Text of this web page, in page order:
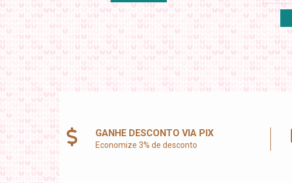
GANHE DESCONTO VIA PIX
Economize 3% de desconto